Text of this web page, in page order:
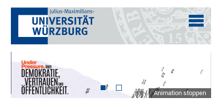
Animation stoppen